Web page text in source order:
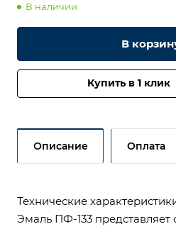
В наличии
В
Купить в 1 клик
Описание Оплата
Технические
Эмаль ПФ-133 представляет